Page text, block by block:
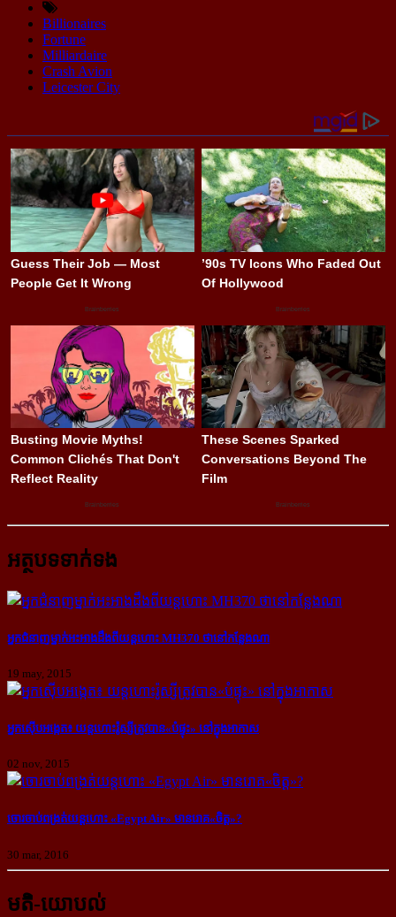
Billionaires
Fortune
Milliardaire
Crash Avion
Leicester City
អត្ថបទទាក់ទង
អ្នក​ជំនាញ​ម្នាក់​អះអាង​ដឹង​ពី​យន្ដហោះ MH370 ថា​នៅ​កន្លែង​ណា
19 may, 2015
អ្នក​ស៊ើប​អង្កេត៖ យន្ដហោះ​រ៉ូស្សី​ត្រូវ​បាន​«បំផ្ទុះ» នៅ​ក្នុង​អាកាស
02 nov, 2015
ចោរ​ចាប់​ពង្រត់​យន្ដហោះ «Egypt Air» មាន​រោគ​«ចិត្ត»?
30 mar, 2016
មតិ-យោបល់